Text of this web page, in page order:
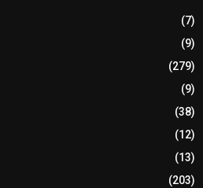
(7)
(9)
(279)
(9)
(38)
(12)
(13)
(203)